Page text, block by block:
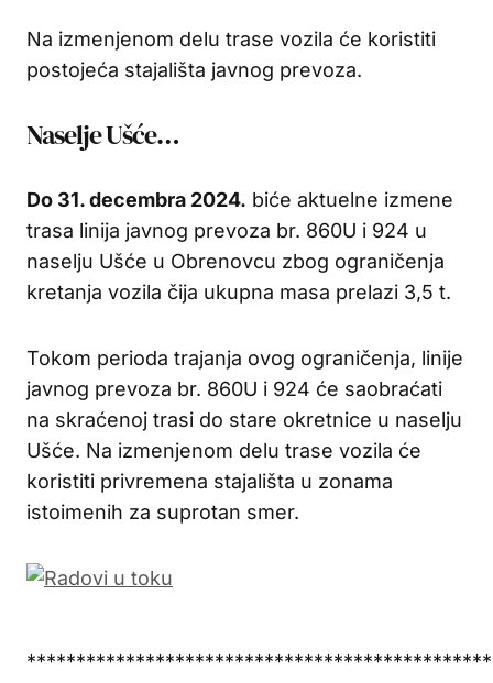
Na izmenjenom delu trase vozila će koristiti
postojeća stajališta javnog prevoza.
Naselje Ušće…
Do 31. decembra 2024. biće aktuelne izmene
trasa linija javnog prevoza br. 860U i 924 u
naselju Ušće u Obrenovcu zbog ograničenja
kretanja vozila čija ukupna masa prelazi 3,5 t.
Tokom perioda trajanja ovog ograničenja, linije
javnog prevoza br. 860U i 924 će saobraćati
na skraćenoj trasi do stare okretnice u naselju
Ušće. Na izmenjenom delu trase vozila će
koristiti privremena stajališta u zonama
istoimenih za suprotan smer.